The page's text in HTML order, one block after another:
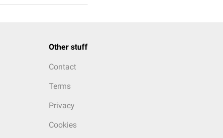
Other stuff
Contact
Terms
Privacy
Cookies